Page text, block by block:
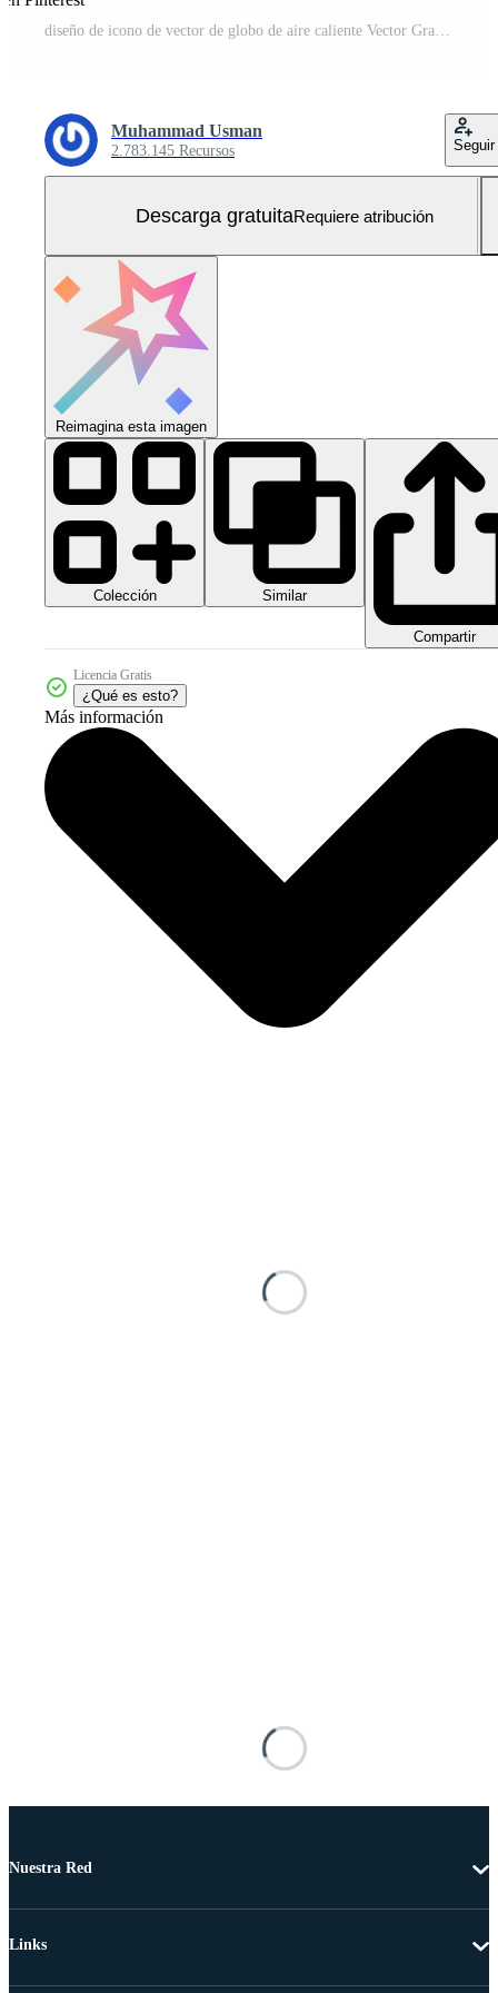
diseño de icono de vector de globo de aire caliente Vector Gratis y SVG Gratis
Muhammad Usman
2.783.145 Recursos Seguir
Descarga gratuitaRequiere atribución
Reimagina esta imagen
Colección Similar
Compartir
Licencia Gratis
¿Qué es esto?
Más información
Nuestra Red
Links